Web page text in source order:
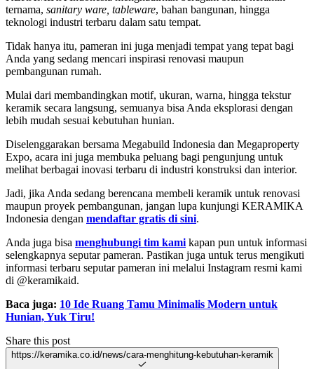
ternama, sanitary ware, tableware, bahan bangunan, hingga
teknologi industri terbaru dalam satu tempat.
Tidak hanya itu, pameran ini juga menjadi tempat yang tepat bagi
Anda yang sedang mencari inspirasi renovasi maupun
pembangunan rumah.
Mulai dari membandingkan motif, ukuran, warna, hingga tekstur
keramik secara langsung, semuanya bisa Anda eksplorasi dengan
lebih mudah sesuai kebutuhan hunian.
Diselenggarakan bersama Megabuild Indonesia dan Megaproperty
Expo, acara ini juga membuka peluang bagi pengunjung untuk
melihat berbagai inovasi terbaru di industri konstruksi dan interior.
Jadi, jika Anda sedang berencana membeli keramik untuk renovasi
maupun proyek pembangunan, jangan lupa kunjungi KERAMIKA
Indonesia dengan mendaftar gratis di sini.
Anda juga bisa menghubungi tim kami kapan pun untuk informasi
selengkapnya seputar pameran. Pastikan juga untuk terus mengikuti
informasi terbaru seputar pameran ini melalui Instagram resmi kami
di @keramikaid.
Baca juga: 10 Ide Ruang Tamu Minimalis Modern untuk
Hunian, Yuk Tiru!
Share this post
https://keramika.co.id/news/cara-menghitung-kebutuhan-keramik